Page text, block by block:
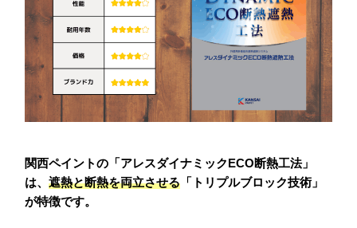
関西ペイントの「アレスダイナミックECO断熱工法」
は、遮熱と断熱を両立させる 「トリプルブロック技術」
が特徴です。